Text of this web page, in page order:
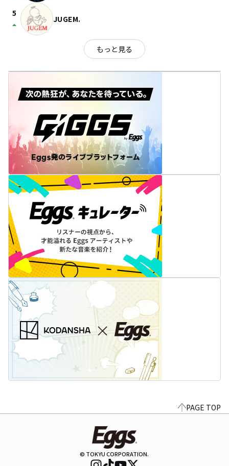
5
arrow_drop_up JUGEM.
もっと見る
PAGE TOP
© TOKYU CORPORATION.